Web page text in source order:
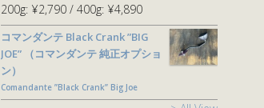
200g: ¥2,790 400g: ¥4,890
コマンダンテ Black Crank ”BIG
JOE” （コマンダンテ 純正オプショ
ン）
Comandante ”Black Crank” Big Joe